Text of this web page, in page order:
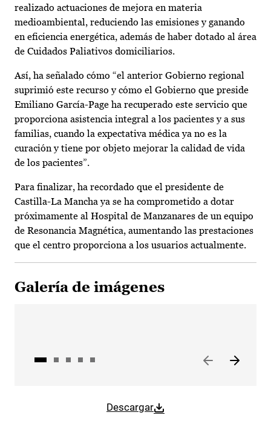
realizado actuaciones de mejora en materia
medioambiental, reduciendo las emisiones y ganando
en eficiencia energética, además de haber dotado al área
de Cuidados Paliativos domiciliarios.
Así, ha señalado cómo “el anterior Gobierno regional
suprimió este recurso y cómo el Gobierno que preside
Emiliano García-Page ha recuperado este servicio que
proporciona asistencia integral a los pacientes y a sus
familias, cuando la expectativa médica ya no es la
curación y tiene por objeto mejorar la calidad de vida
de los pacientes”.
Para finalizar, ha recordado que el presidente de
Castilla-La Mancha ya se ha comprometido a dotar
próximamente al Hospital de Manzanares de un equipo
de Resonancia Magnética, aumentando las prestaciones
que el centro proporciona a los usuarios actualmente.
Galería de imágenes
Descargar